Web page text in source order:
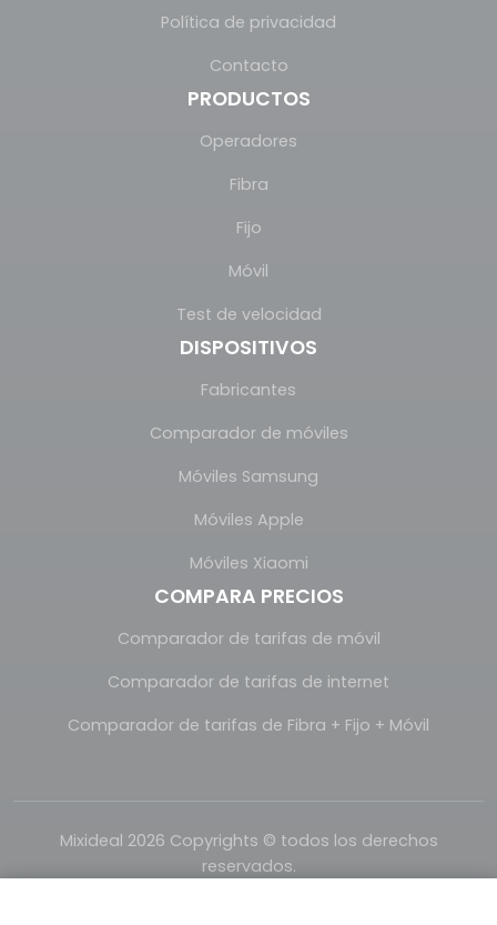
Política de privacidad
Contacto
PRODUCTOS
Operadores
Fibra
Fijo
Móvil
Test de velocidad
DISPOSITIVOS
Fabricantes
Comparador de móviles
Móviles Samsung
Móviles Apple
Móviles Xiaomi
COMPARA PRECIOS
Comparador de tarifas de móvil
Comparador de tarifas de internet
Comparador de tarifas de Fibra + Fijo + Móvil
Mixideal 2026 Copyrights © todos los derechos
reservados.